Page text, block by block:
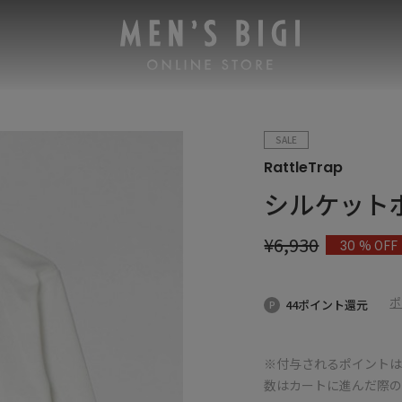
SALE
RattleTrap
シルケット
¥6,930 30% OFF
44ポイント還元
※付与されるポイント
数はカートに進んだ際